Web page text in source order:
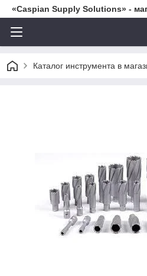
«Caspian Supply Solutions» -
Каталог инструмента в